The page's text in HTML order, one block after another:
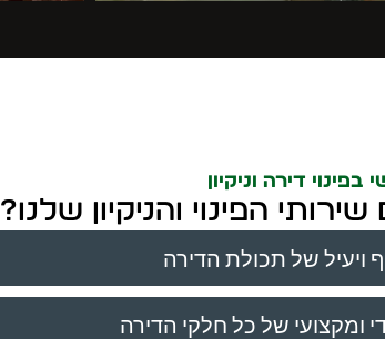
דירה וניקיון
הפינוי והניקיון שלנו?
ויעיל של תכולת הדירה
ומקצועי של כל חלקי הדירה